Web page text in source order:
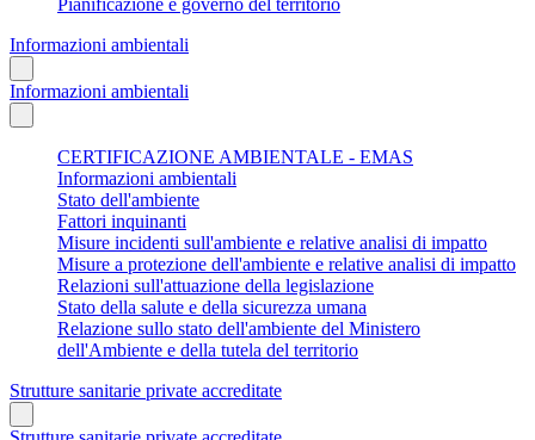
Informazioni ambientali
Informazioni ambientali
CERTIFICAZIONE AMBIENTALE - EMAS
Informazioni ambientali
Stato dell'ambiente
Fattori inquinanti
Misure incidenti sull'ambiente e relative analisi di impatto
Misure a protezione dell'ambiente e relative analisi di impatto
Relazioni sull'attuazione della legislazione
Stato della salute e della sicurezza umana
Relazione sullo stato dell'ambiente del Ministero
dell'Ambiente e della tutela del territorio
Strutture sanitarie private accreditate